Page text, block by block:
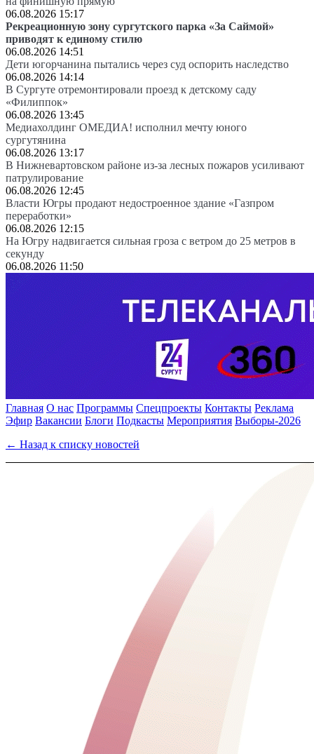
06.08.2026 15:17
Рекреационную зону сургутского парка «За Саймой»
приводят к единому стилю
06.08.2026 14:51
Дети югорчанина пытались через суд оспорить наследство
06.08.2026 14:14
В Сургуте отремонтировали проезд к детскому саду
«Филиппок»
06.08.2026 13:45
Медиахолдинг ОМЕДИА! исполнил мечту юного
сургутянина
06.08.2026 13:17
В Нижневартовском районе из-за лесных пожаров усиливают
патрулирование
06.08.2026 12:45
Власти Югры продают недостроенное здание «Газпром
переработки»
06.08.2026 12:15
На Югру надвигается сильная гроза с ветром до 25 метров в
секунду
06.08.2026 11:50
Главная О нас Программы Спецпроекты Контакты Реклама
Эфир Вакансии Блоги Подкасты Мероприятия Выборы-2026
← Назад к списку новостей